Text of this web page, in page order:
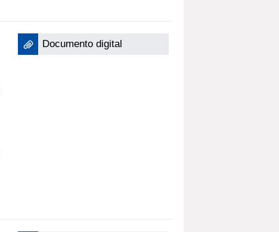
Documento digital